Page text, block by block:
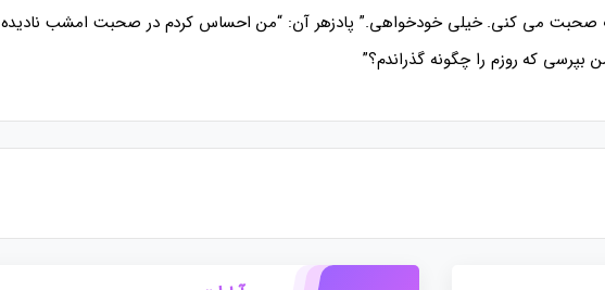
صحبت می کنی. خیلی خودخواهی.” پادزهر آن: “من احساس کردم در صحبت امشب نادیده
بپرسی که روزم را چگونه گذراندم؟”